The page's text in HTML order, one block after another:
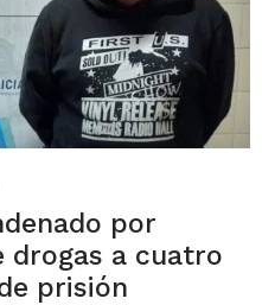
por
drogas a cuatro
prisión